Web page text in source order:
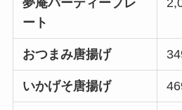
夢庵パーティープレ
ート
おつまみ唐揚げ
いかげそ唐揚げ